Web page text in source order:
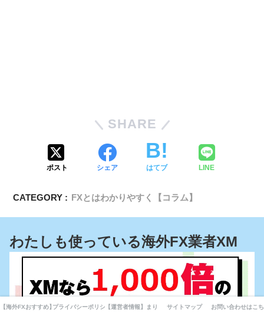
SHARE
ポスト シェア はてブ LINE
CATEGORY : FXとはわかりやすく【コラム】
わたしも使っている海外FX業者XM
【海外FXおすすめ】厳選10業者業者を徹底比較してみました。
プライバシーポリシー・利用規約・免責事項
【運営者情報】まりえの自己紹介とFXとの出会いと現在ま
サイトマップ お問い合わせはこ